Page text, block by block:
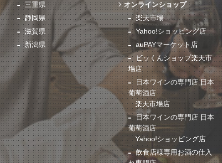
三重県
静岡県
滋賀県
新潟県
オンラインショップ
楽天市場
Yahoo!ショッピング店
auPAYマーケット店
ビッくんショップ楽天市
場店
日本ワインの専門店 日本
葡萄酒店
楽天市場店
日本ワインの専門店 日本
葡萄酒店
Yahoo!ショッピング店
飲食店様専用お酒の仕入